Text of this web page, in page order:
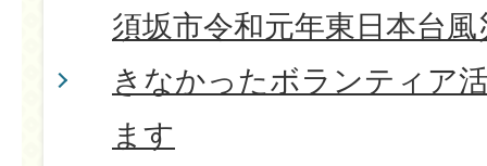
須坂市令和元年東日本台
きなかったボランティア
ます